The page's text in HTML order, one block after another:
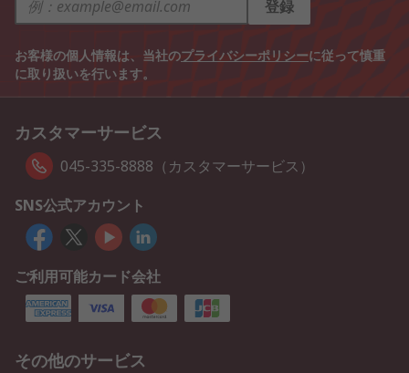
登録
お客様の個人情報は、当社のプライバシーポリシーに従って慎重
に取り扱いを行います。
カスタマーサービス
045-335-8888（カスタマーサービス）
SNS公式アカウント
ご利用可能カード会社
その他のサービス